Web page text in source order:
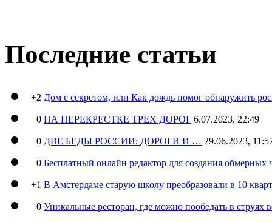
Последние статьи
+2 Дом с секретом, или Как дождь помог обнаружить
0 НА ПЕРЕКРЕСТКЕ ТРЕХ ДОРОГ 6.07.2023, 22:49
0 ДВЕ БЕДЫ РОССИИ: ДОРОГИ И … 29.06.2023,
0 Бесплатный онлайн редактор для создания обмерных
+1 В Амстердаме старую школу преобразовали в 10
0 Уникальные ресторан, где можно пообедать в струях